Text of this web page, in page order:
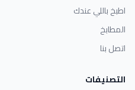
اطبخ باللي عندك
المطابخ
اتصل بنا
التصنيفات